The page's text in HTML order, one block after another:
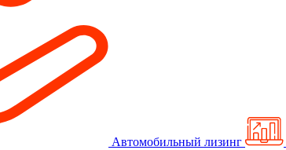
Автомобильный лизинг